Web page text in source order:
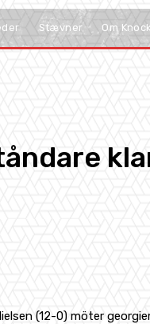
Stævner Om
(12-0) möter